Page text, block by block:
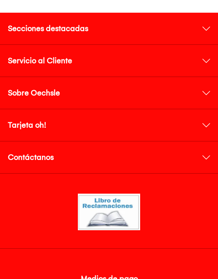
Secciones destacadas
Servicio al Cliente
Sobre Oechsle
Tarjeta oh!
Contáctanos